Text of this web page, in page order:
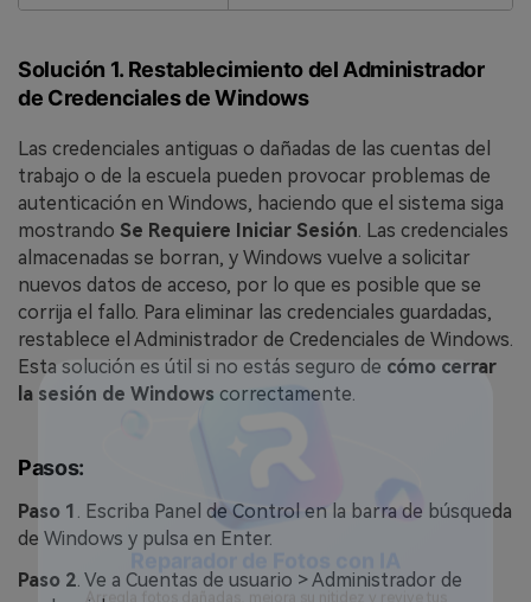
Solución 1. Restablecimiento del Administrador
de Credenciales de Windows
Las credenciales antiguas o dañadas de las cuentas del
trabajo o de la escuela pueden provocar problemas de
autenticación en Windows, haciendo que el sistema siga
mostrando Se Requiere Iniciar Sesión. Las credenciales
almacenadas se borran, y Windows vuelve a solicitar
nuevos datos de acceso, por lo que es posible que se
corrija el fallo. Para eliminar las credenciales guardadas,
restablece el Administrador de Credenciales de Windows.
Esta solución es útil si no estás seguro de cómo cerrar
la sesión de Windows correctamente.
Pasos:
Paso 1 . Escriba Panel de Control en la barra de búsqueda
de Windows y pulsa en Enter.
Paso 2. Ve a Cuentas de usuario > Administrador de